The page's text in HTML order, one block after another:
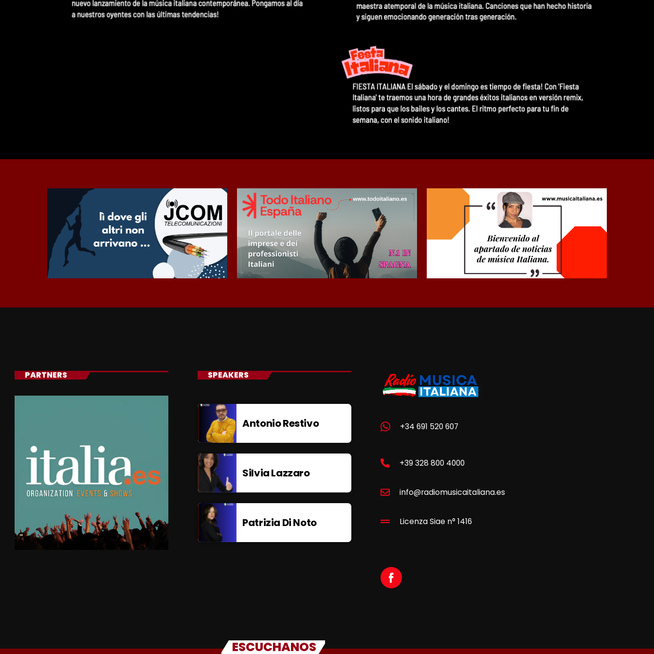
PARTNERS SPEAKERS
Antonio Restivo
Silvia Lazzaro
Patrizia Di Noto
+34 691 520 607
+39 328 800 4000
info@radiomusicaitaliana.es
Licenza Siae n° 1416
ESCUCHANOS